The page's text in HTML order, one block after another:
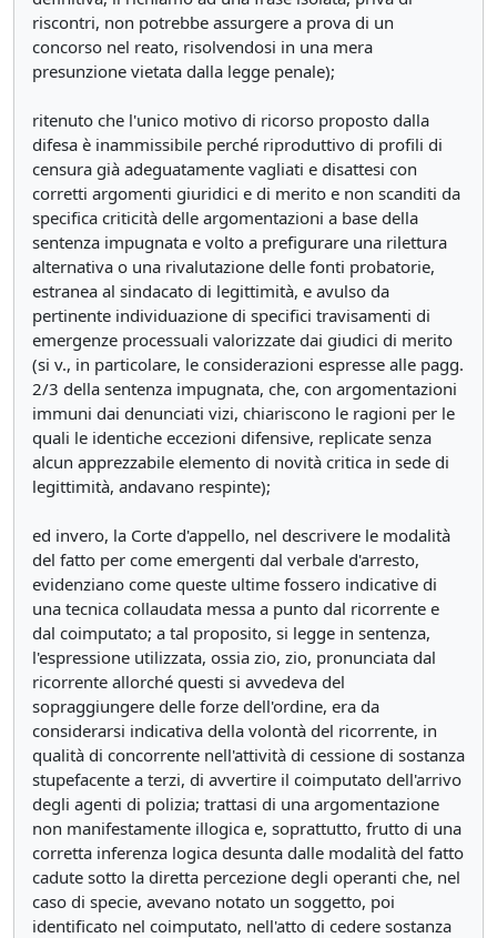
riscontri, non potrebbe assurgere a prova di un
concorso nel reato, risolvendosi in una mera
presunzione vietata dalla legge penale);
ritenuto che l'unico motivo di ricorso proposto dalla
difesa è inammissibile perché riproduttivo di profili di
censura già adeguatamente vagliati e disattesi con
corretti argomenti giuridici e di merito e non scanditi da
specifica criticità delle argomentazioni a base della
sentenza impugnata e volto a prefigurare una rilettura
alternativa o una rivalutazione delle fonti probatorie,
estranea al sindacato di legittimità, e avulso da
pertinente individuazione di specifici travisamenti di
emergenze processuali valorizzate dai giudici di merito
(si v., in particolare, le considerazioni espresse alle pagg.
2/3 della sentenza impugnata, che, con argomentazioni
immuni dai denunciati vizi, chiariscono le ragioni per le
quali le identiche eccezioni difensive, replicate senza
alcun apprezzabile elemento di novità critica in sede di
legittimità, andavano respinte);
ed invero, la Corte d'appello, nel descrivere le modalità
del fatto per come emergenti dal verbale d'arresto,
evidenziano come queste ultime fossero indicative di
una tecnica collaudata messa a punto dal ricorrente e
dal coimputato; a tal proposito, si legge in sentenza,
l'espressione utilizzata, ossia zio, zio, pronunciata dal
ricorrente allorché questi si avvedeva del
sopraggiungere delle forze dell'ordine, era da
considerarsi indicativa della volontà del ricorrente, in
qualità di concorrente nell'attività di cessione di sostanza
stupefacente a terzi, di avvertire il coimputato dell'arrivo
degli agenti di polizia; trattasi di una argomentazione
non manifestamente illogica e, soprattutto, frutto di una
corretta inferenza logica desunta dalle modalità del fatto
cadute sotto la diretta percezione degli operanti che, nel
caso di specie, avevano notato un soggetto, poi
identificato nel coimputato, nell'atto di cedere sostanza